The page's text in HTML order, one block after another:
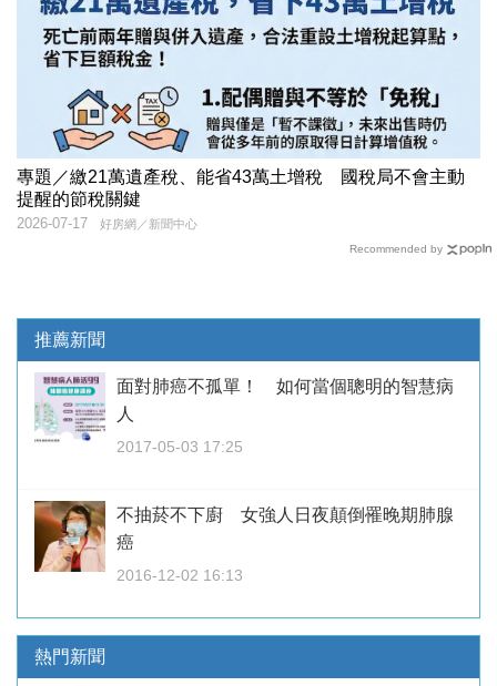
專題／繳21萬遺產稅、能省43萬土增稅 國稅局不會主動
提醒的節稅關鍵
好房網／新聞中心
2026-07-17
Recommended by
推薦新聞
面對肺癌不孤單！ 如何當個聰明的智慧病
人
2017-05-03 17:25
不抽菸不下廚 女強人日夜顛倒罹晚期肺腺
癌
2016-12-02 16:13
熱門新聞